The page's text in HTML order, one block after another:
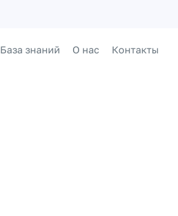
База знаний О нас Контакты